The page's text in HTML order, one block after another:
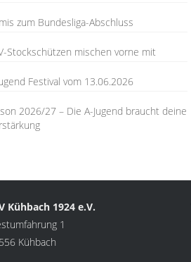
zum Bundesliga-Abschluss
Stockschützen mischen vorne mit
Festival vom 13.06.2026
2026/27 – Die A-Jugend braucht deine
Kühbach 1924 e.V.
1
Kühbach